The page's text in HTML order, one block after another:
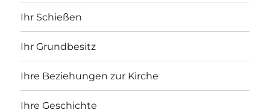
Ihr Schießen
Ihr Grundbesitz
Ihre Beziehungen zur Kirche
Ihre Geschichte